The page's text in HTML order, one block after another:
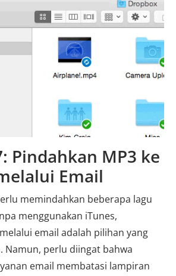
Pindahkan MP3 ke
Email
memindahkan beberapa lagu
menggunakan iTunes,
email adalah pilihan yang
​​Namun, perlu diingat bahwa
email membatasi lampiran